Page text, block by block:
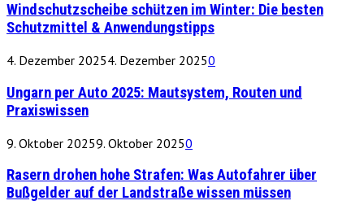
Windschutzscheibe schützen im Winter: Die besten
Schutzmittel & Anwendungstipps
4. Dezember 20254. Dezember 20250
Ungarn per Auto 2025: Mautsystem, Routen und
Praxiswissen
9. Oktober 20259. Oktober 20250
Rasern drohen hohe Strafen: Was Autofahrer über
Bußgelder auf der Landstraße wissen müssen